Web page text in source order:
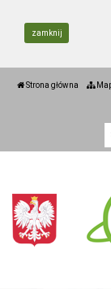
zamknij
Strona główna